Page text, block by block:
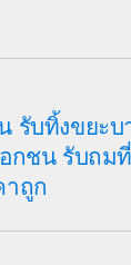
รับทิ้งขยะบ
กชน รับถมที่
าถูก